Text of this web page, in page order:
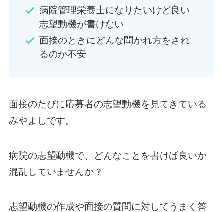
病院管理栄養士になりたいけど良い
志望動機が書けない
面接のときにどんな聞かれ方をされ
るのか不安
面接のたびに応募者の志望動機を見てきている
みやよしです。
病院の志望動機で、どんなことを書けば良いか
混乱していませんか？
志望動機の作成や面接の質問に対してうまく答